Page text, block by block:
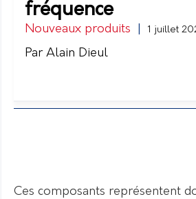
fréquence
Nouveaux produits 1 juillet
Par Alain Dieul
Ces composants représentent